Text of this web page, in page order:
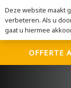
OFFERTE
Deze website maakt
verbeteren. Als u
gaat u hiermee